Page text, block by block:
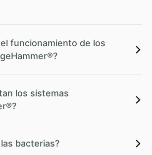
funcionamiento de los
los sistemas
bacterias?